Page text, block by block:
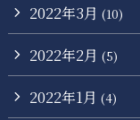
2022年3月 (10)
2022年2月 (5)
2022年1月 (4)